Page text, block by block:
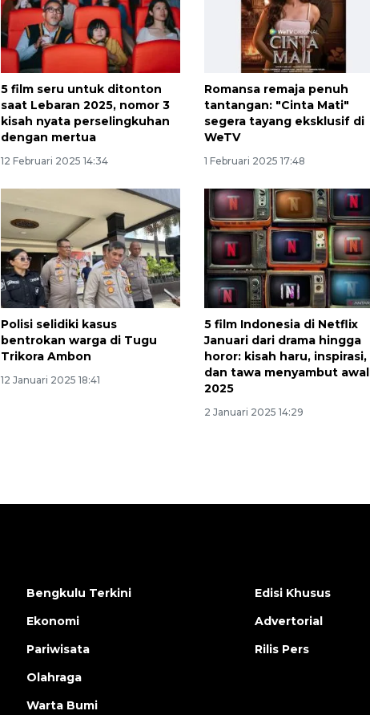
5 film seru untuk ditonton
saat Lebaran 2025, nomor 3
kisah nyata perselingkuhan
dengan mertua
12 Februari 2025 14:34
Romansa remaja penuh
tantangan: "Cinta Mati"
segera tayang eksklusif di
WeTV
1 Februari 2025 17:48
Polisi selidiki kasus
bentrokan warga di Tugu
Trikora Ambon
12 Januari 2025 18:41
5 film Indonesia di Netflix
Januari dari drama hingga
horor: kisah haru, inspirasi,
dan tawa menyambut awal
2025
2 Januari 2025 14:29
Awas penipuan berbasis AI
Bengkulu Terkini
Ekonomi
Pariwisata
Olahraga
Warta Bumi
Edisi Khusus
Advertorial
Rilis Pers